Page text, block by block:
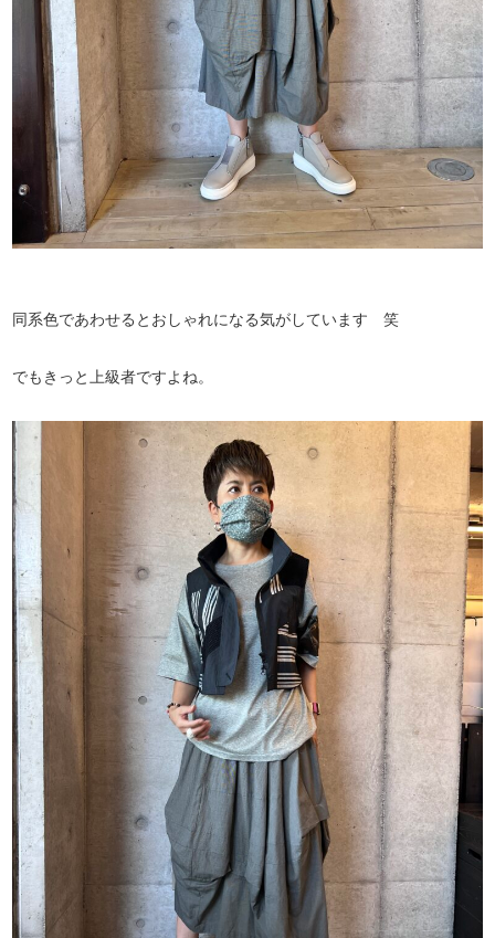
同系色であわせるとおしゃれになる気がしています 笑
でもきっと上級者ですよね。